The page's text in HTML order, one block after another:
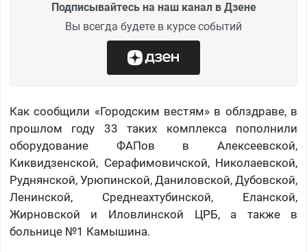
Подписывайтесь на наш канал в Дзене
Вы всегда будете в курсе событий
Как сообщили «Городским вестям» в облздраве, в
прошлом году 33 таких комплекса пополнили
оборудование ФАПов в Алексеевской,
Киквидзенской, Серафимовичской, Николаевской,
Руднянской, Урюпинской, Даниловской, Дубовской,
Ленинской, Среднеахтубинской, Еланской,
Жирновской и Иловлинской ЦРБ, а также в
больнице №1 Камышина.